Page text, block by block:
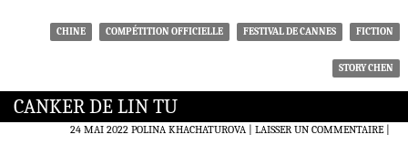
CHINE COMPÉTITION OFFICIELLE FESTIVAL DE CANNES FICTION
STORY CHEN
CANKER DE LIN TU
24 MAI 2022 POLINA KHACHATUROVA LAISSER UN COMMENTAIRE|